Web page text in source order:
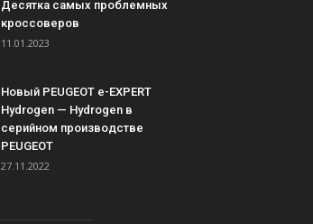
Десятка самых проблемных
кроссоверов
11.01.2023
Новый PEUGEOT e-EXPERT
Hydrogen — Hydrogen в
серийном производстве
PEUGEOT
27.11.2022